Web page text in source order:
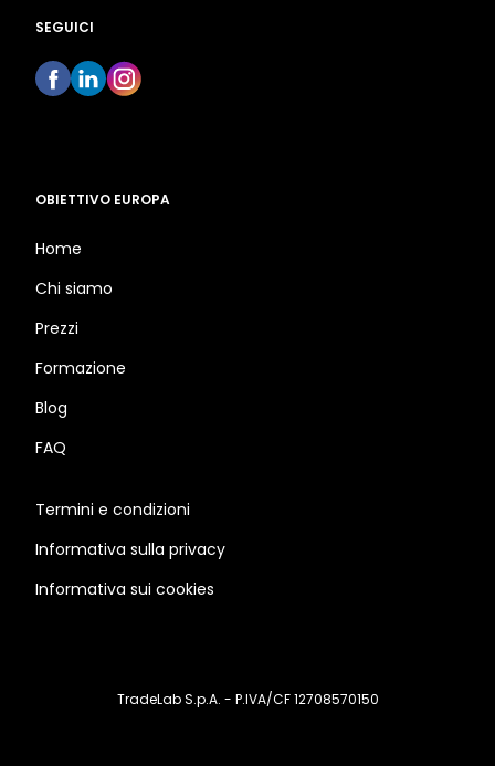
SEGUICI
OBIETTIVO EUROPA
Home
Chi siamo
Prezzi
Formazione
Blog
FAQ
Termini e condizioni
Informativa sulla privacy
Informativa sui cookies
TradeLab S.p.A. - P.IVA/CF 12708570150